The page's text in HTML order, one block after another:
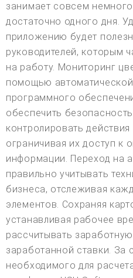
занимает совсем
достаточно одного дня.
приложению будет
руководителей, которым
на работу. Мониторинг
помощью
программного
обеспечить
контролировать
ограничивая их доступ к
информации. Переход на
правильно учитывать
бизнеса, отслеживая
элементов. Сохраняя
устанавливая рабочее
рассчитывать
заработанной ставки. За
необходимого для